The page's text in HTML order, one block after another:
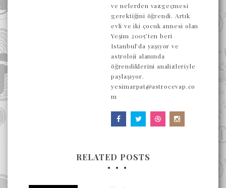
ve nelerden vazgeçmesi
gerektiğini öğrendi. Artık
evli ve iki çocuk annesi olan
Yeşim 2005’ten beri
Istanbul’da yaşıyor ve
astroloji alanında
öğrendiklerini analizleriyle
paylaşıyor.
yesimarpat@astrocevap.co
m
RELATED POSTS